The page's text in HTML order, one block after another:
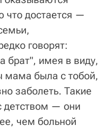
достается —
говорят:
брат", имея в виду,
мама была с тобой,
заболеть. Такие
детством — они
чем больной